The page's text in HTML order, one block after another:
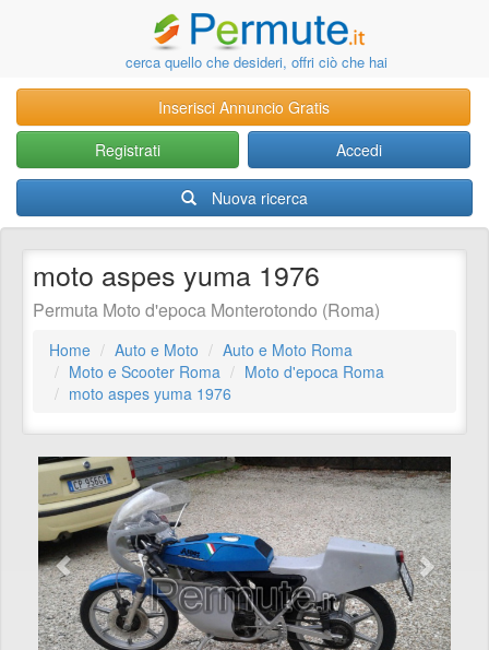
cerca quello che desideri, offri ciò che hai
Inserisci Annuncio Gratis
Registrati
Accedi
Nuova ricerca
moto aspes yuma 1976
Permuta Moto d'epoca Monterotondo (Roma)
Home Auto e Moto
Auto e Moto Roma
Moto e Scooter Roma
Moto d'epoca Roma
moto aspes yuma 1976